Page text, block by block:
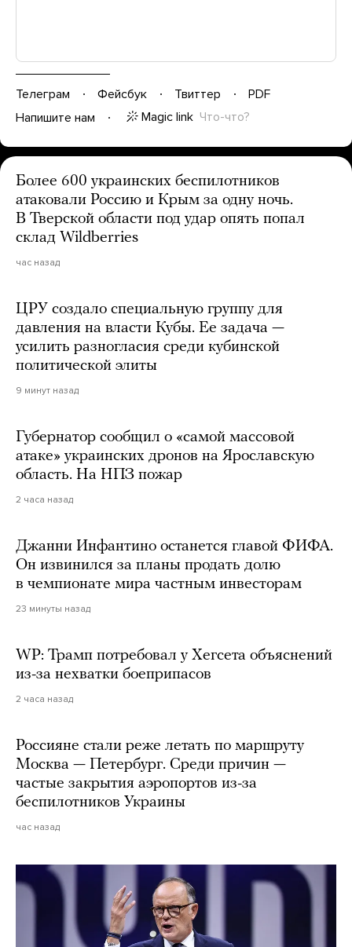
Телеграм Фейсбук Твиттер
PDF
Напишите нам
Magic link Что-что?
Более 600 украинских беспилотников
атаковали Россию и Крым за одну ночь.
В Тверской области под удар опять попал
склад Wildberries
час назад
ЦРУ создало специальную группу для
давления на власти Кубы. Ее задача —
усилить разногласия среди кубинской
политической элиты
9 минут назад
Губернатор сообщил о «самой массовой
атаке» украинских дронов на Ярославскую
область. На НПЗ пожар
2 часа назад
Джанни Инфантино останется главой ФИФА.
Он извинился за планы продать долю
в чемпионате мира частным инвесторам
23 минуты назад
WP: Трамп потребовал у Хегсета объяснений
из-за нехватки боеприпасов
2 часа назад
Россияне стали реже летать по маршруту
Москва — Петербург. Среди причин —
частые закрытия аэропортов из-за
беспилотников Украины
час назад